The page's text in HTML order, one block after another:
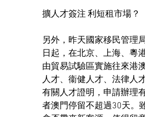
擴人才簽注 利短租市場？
另外，昨天國家移民管理
日起，在北京、上海、粵
由貿易試驗區實施往來港
人才、衞健人才、法律人
有關人才證明，申請辦理
者澳門停留不超過30天。